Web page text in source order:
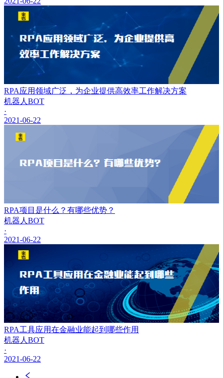
RPA应用领域广泛，为企业提供高效率工作解决方案
机器人BOT
·
2021-06-22
RPA项目是什么？有哪些优势？
机器人BOT
·
2021-06-22
RPA工具应用在金融业能起到哪些作用
机器人BOT
·
2021-06-22